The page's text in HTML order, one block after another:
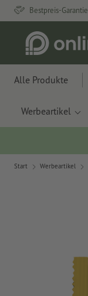
Bestpreis-Garantie
Alle Produkte
Werbeartikel
Start Werbeartikel